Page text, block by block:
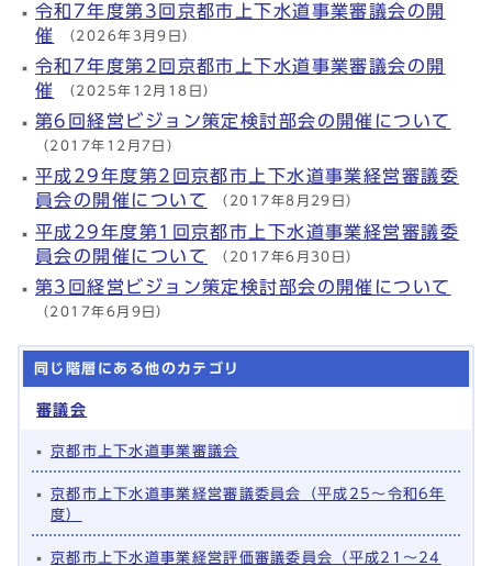
令和7年度第3回京都市上下水道事業審議会の開
催 （2026年3月9日）
令和7年度第2回京都市上下水道事業審議会の開
催 （2025年12月18日）
第6回経営ビジョン策定検討部会の開催について
（2017年12月7日）
平成29年度第2回京都市上下水道事業経営審議委
員会の開催について （2017年8月29日）
平成29年度第1回京都市上下水道事業経営審議委
員会の開催について （2017年6月30日）
第3回経営ビジョン策定検討部会の開催について
（2017年6月9日）
同じ階層にある他のカテゴリ
審議会
京都市上下水道事業審議会
京都市上下水道事業経営審議委員会（平成25～令和6年
度）
京都市上下水道事業経営評価審議委員会（平成21～24